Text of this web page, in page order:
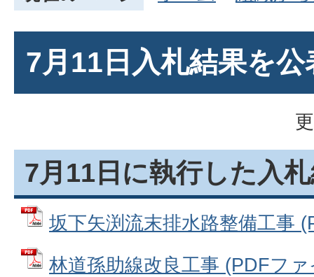
7月11日入札結果を
7月11日に執行した入
坂下矢渕流末排水路整備工事
林道孫助線改良工事 (PDFフ